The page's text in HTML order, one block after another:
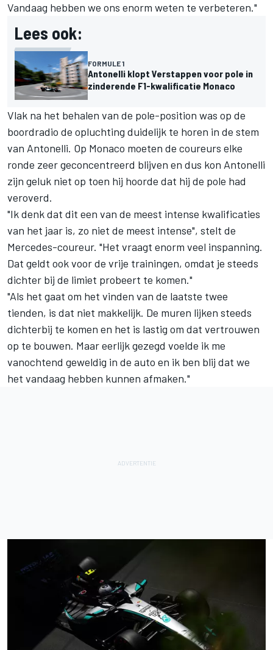
Vandaag hebben we ons enorm weten te verbeteren."
Lees ook:
FORMULE 1
Antonelli klopt Verstappen voor pole in
zinderende F1-kwalificatie Monaco
Vlak na het behalen van de pole-position was op de
boordradio de opluchting duidelijk te horen in de stem
van Antonelli. Op Monaco moeten de coureurs elke
ronde zeer geconcentreerd blijven en dus kon Antonelli
zijn geluk niet op toen hij hoorde dat hij de pole had
veroverd.
"Ik denk dat dit een van de meest intense kwalificaties
van het jaar is, zo niet de meest intense", stelt de
Mercedes-coureur. "Het vraagt enorm veel inspanning.
Dat geldt ook voor de vrije trainingen, omdat je steeds
dichter bij de limiet probeert te komen."
"Als het gaat om het vinden van de laatste twee
tienden, is dat niet makkelijk. De muren lijken steeds
dichterbij te komen en het is lastig om dat vertrouwen
op te bouwen. Maar eerlijk gezegd voelde ik me
vanochtend geweldig in de auto en ik ben blij dat we
het vandaag hebben kunnen afmaken."